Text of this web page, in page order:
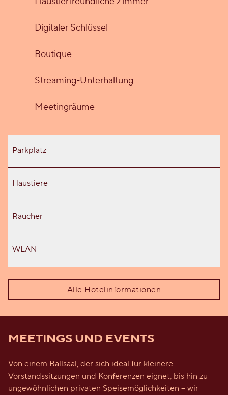
Digitaler Schlüssel
Boutique
Streaming-Unterhaltung
Meeting­räume
Parkplatz
Haustiere
Raucher
WLAN
Alle Hotelinformationen
MEETINGS UND EVENTS
Von einem Ballsaal, der sich ideal für kleinere
Vorstandssitzungen und Konferenzen eignet, bis hin zu
ungewöhnlichen privaten Speisemöglichkeiten – wir